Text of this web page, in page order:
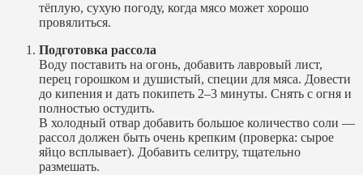
тёплую, сухую погоду, когда мясо может хорошо
провялиться.
Подготовка рассола
Воду поставить на огонь, добавить лавровый лист,
перец горошком и душистый, специи для мяса. Довести
до кипения и дать покипеть 2–3 минуты. Снять с огня и
полностью остудить.
В холодный отвар добавить большое количество соли —
рассол должен быть очень крепким (проверка: сырое
яйцо всплывает). Добавить селитру, тщательно
размешать.